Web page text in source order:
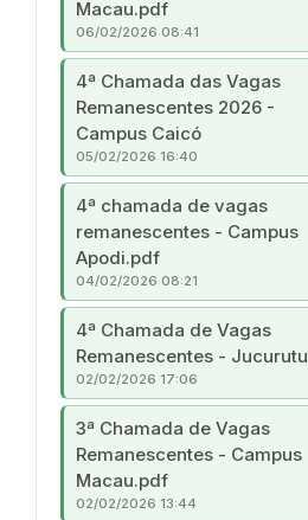
Macau.pdf
06/02/2026 08:41
4ª Chamada das Vagas
Remanescentes 2026 -
Campus Caicó
05/02/2026 16:40
4ª chamada de vagas
remanescentes - Campus
Apodi.pdf
04/02/2026 08:21
4ª Chamada de Vagas
Remanescentes - Jucurutu
02/02/2026 17:06
3ª Chamada de Vagas
Remanescentes - Campus
Macau.pdf
02/02/2026 13:44